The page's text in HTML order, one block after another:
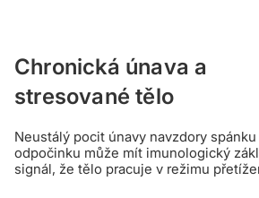
Chronická únava a
stresované tělo
Neustálý pocit únavy navzdory spánku
odpočinku může mít imunologický
signál, že tělo pracuje v režimu